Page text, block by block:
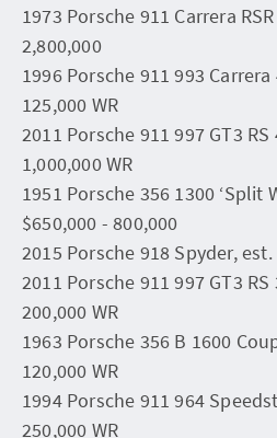
1973 Porsche 911 Carrera
2,800,000
1996 Porsche 911 993
125,000 WR
2011 Porsche 911 997 GT3
1,000,000 WR
1951 Porsche 356 1300 ‘Split
$650,000 - 800,000
2015 Porsche 918 Spyder,
2011 Porsche 911 997 GT3
200,000 WR
1963 Porsche 356 B 1600
120,000 WR
1994 Porsche 911 964
250,000 WR